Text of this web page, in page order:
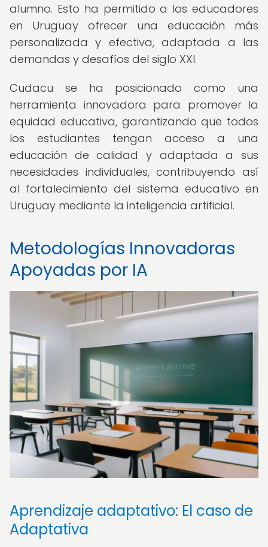
alumno. Esto ha permitido a los educadores
en Uruguay ofrecer una educación más
personalizada y efectiva, adaptada a las
demandas y desafíos del siglo XXI.
Cudacu se ha posicionado como una
herramienta innovadora para promover la
equidad educativa, garantizando que todos
los estudiantes tengan acceso a una
educación de calidad y adaptada a sus
necesidades individuales, contribuyendo así
al fortalecimiento del sistema educativo en
Uruguay mediante la inteligencia artificial.
Metodologías Innovadoras
Apoyadas por IA
Aprendizaje adaptativo: El caso de
Adaptativa